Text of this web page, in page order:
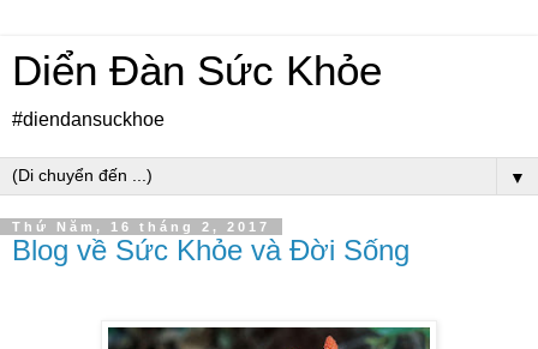
Diển Đàn Sức Khỏe
#diendansuckhoe
▼
Thứ Năm, 16 tháng 2, 2017
Blog về Sức Khỏe và Đời Sống